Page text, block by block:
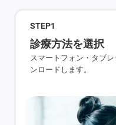
STEP1
診療方法を選択
スマートフォン・タブ
ンロードします。